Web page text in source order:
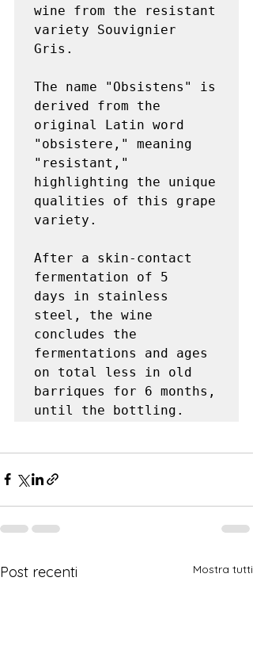
wine from the resistant
variety Souvignier
Gris.
The name "Obsistens" is
derived from the
original Latin word
"obsistere," meaning
"resistant,"
highlighting the unique
qualities of this grape
variety.
After a skin-contact
fermentation of 5
days in stainless
steel, the wine
concludes the
fermentations and ages
on total less in old
barriques for 6 months,
until the bottling.
Post recenti Mostra tutti